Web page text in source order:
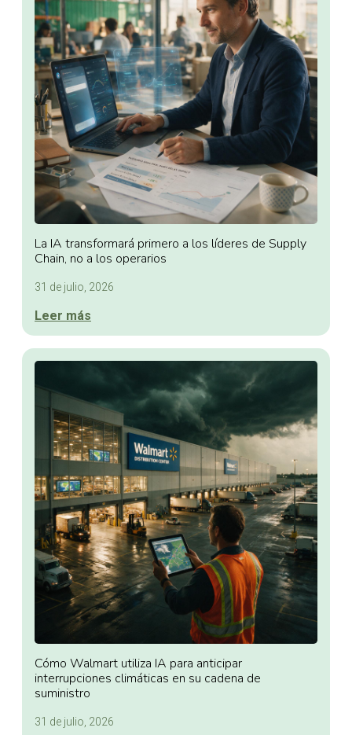
La IA transformará primero a los líderes de Supply
Chain, no a los operarios
31 de julio, 2026
Leer más
Cómo Walmart utiliza IA para anticipar
interrupciones climáticas en su cadena de
suministro
31 de julio, 2026